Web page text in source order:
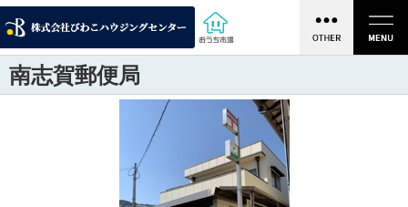
南志賀郵便局